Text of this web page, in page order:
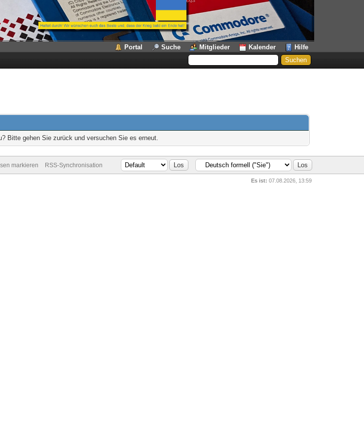
Portal Suche Mitglieder Kalender
Hilfe
Bitte gehen Sie zurück und versuchen Sie es erneut.
markieren RSS-Synchronisation
Es ist: 07.08.2026, 13:59